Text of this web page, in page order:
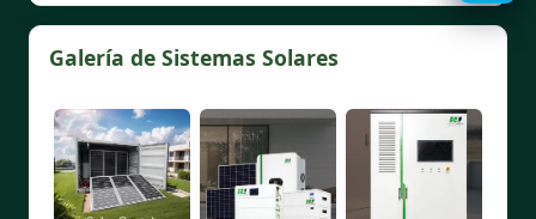
Galería de Sistemas Solares